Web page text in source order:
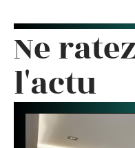
Ne
l'actu